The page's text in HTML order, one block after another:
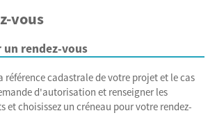
vous
un rendez-vous
référence cadastrale de votre projet et le cas
d'autorisation et renseigner les
et choisissez un créneau pour votre rendez-